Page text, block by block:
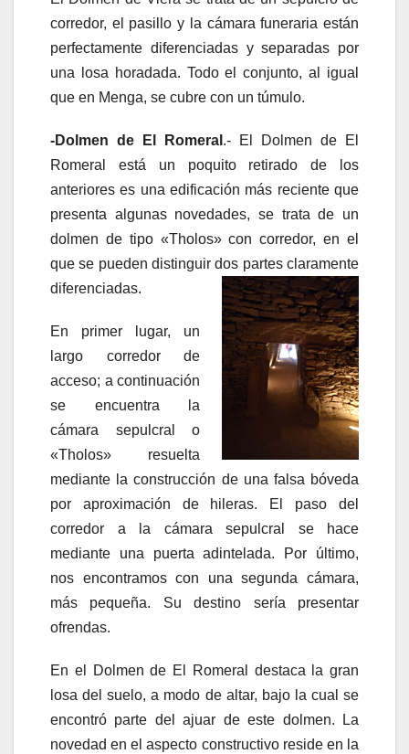
corredor, el pasillo y la cámara funeraria están
perfectamente diferenciadas y separadas por
una losa horadada. Todo el conjunto, al igual
que en Menga, se cubre con un túmulo.
-Dolmen de El Romeral .- El Dolmen de El
Romeral está un poquito retirado de los
anteriores es una edificación más reciente que
presenta algunas novedades, se trata de un
dolmen de tipo «Tholos» con corredor, en el
que se pueden distinguir dos partes claramente
diferenciadas.
En primer lugar, un
largo corredor de
acceso; a continuación
se encuentra la
cámara sepulcral o
«Tholos» resuelta
mediante la construcción de una falsa bóveda
por aproximación de hileras. El paso del
corredor a la cámara sepulcral se hace
mediante una puerta adintelada. Por último,
nos encontramos con una segunda cámara,
más pequeña. Su destino sería presentar
ofrendas.
En el Dolmen de El Romeral destaca la gran
losa del suelo, a modo de altar, bajo la cual se
encontró parte del ajuar de este dolmen. La
novedad en el aspecto constructivo reside en la